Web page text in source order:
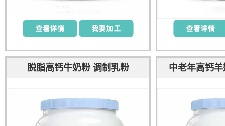
脱脂高钙牛奶粉 调制乳粉 中老年高钙